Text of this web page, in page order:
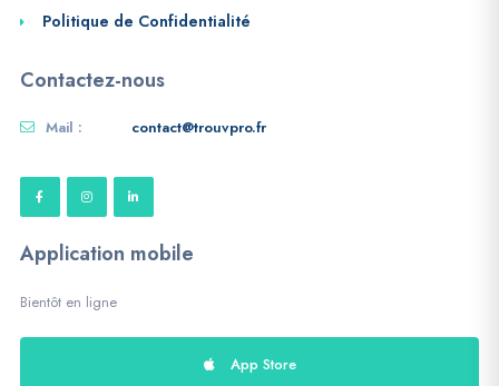
Politique de Confidentialité
Contactez-nous
Mail : contact@trouvpro.fr
Application mobile
Bientôt en ligne
App Store